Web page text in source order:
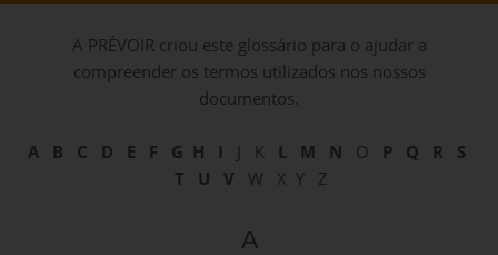
A PRÉVOIR criou este glossário para o ajudar a
compreender os termos utilizados nos nossos
documentos.
A B C D E F G H I J K L M N O P Q R
S
T
U V W X Y Z
A